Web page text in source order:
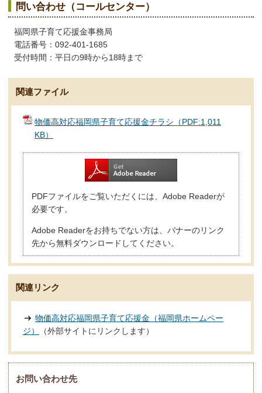
問い合わせ（コールセンター）
福岡県子育て応援金事務局
電話番号：092-401-1685
受付時間：平日の9時から18時まで
関連ファイル
物価高対応福岡県子育て応援金チラシ（PDF:1,011
KB）
PDFファイルをご覧いただくには、Adobe Readerが
必要です。
Adobe Readerをお持ちでない方は、バナーのリンク
先から無料ダウンロードしてください。
関連リンク
物価高対応福岡県子育て応援金（福岡県ホームペー
ジ）
（外部サイトにリンクします）
お問い合わせ先